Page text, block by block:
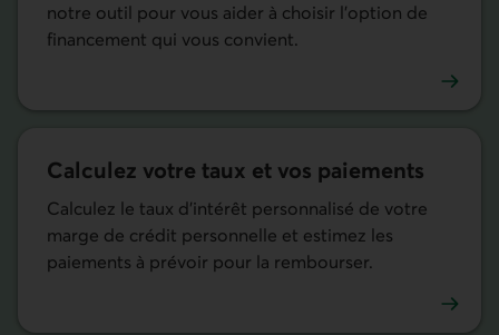
notre outil pour vous aider à choisir l’option de
financement qui vous convient.
Calculez votre taux et vos paiements
Calculez le taux d’intérêt personnalisé de votre
marge de crédit personnelle et estimez les
paiements à prévoir pour la rembourser.